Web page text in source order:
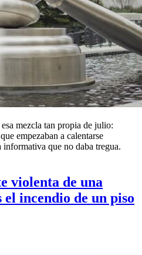
mezcla tan propia de julio:
empezaban a calentarse
que no daba tregua.
violenta de una
incendio de un piso